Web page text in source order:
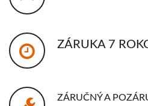
ZÁRUKA 7
ZÁRUČNÝ A